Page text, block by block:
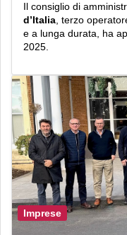
Il consiglio di
d’Italia, terzo
e a lunga durata, ha
2025.
Imprese